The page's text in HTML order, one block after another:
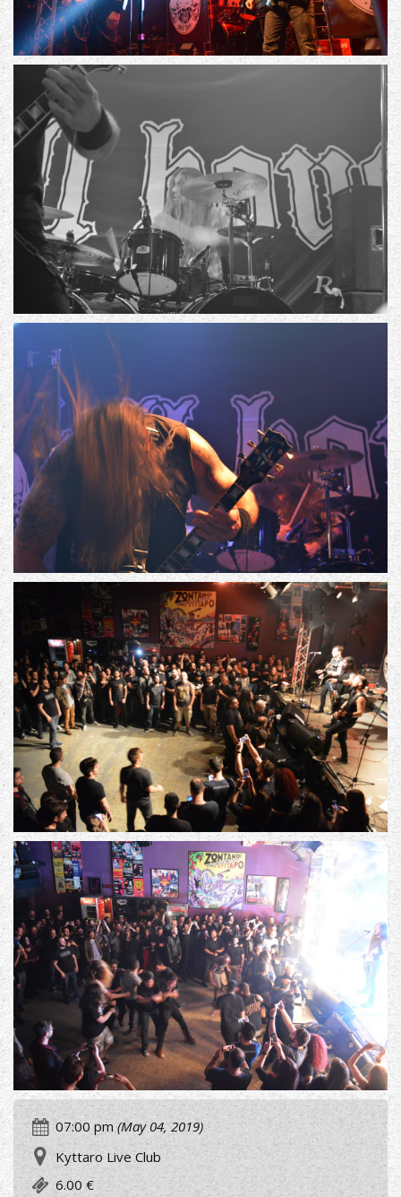
07:00 pm (May 04, 2019)
Kyttaro Live Club
6.00 €